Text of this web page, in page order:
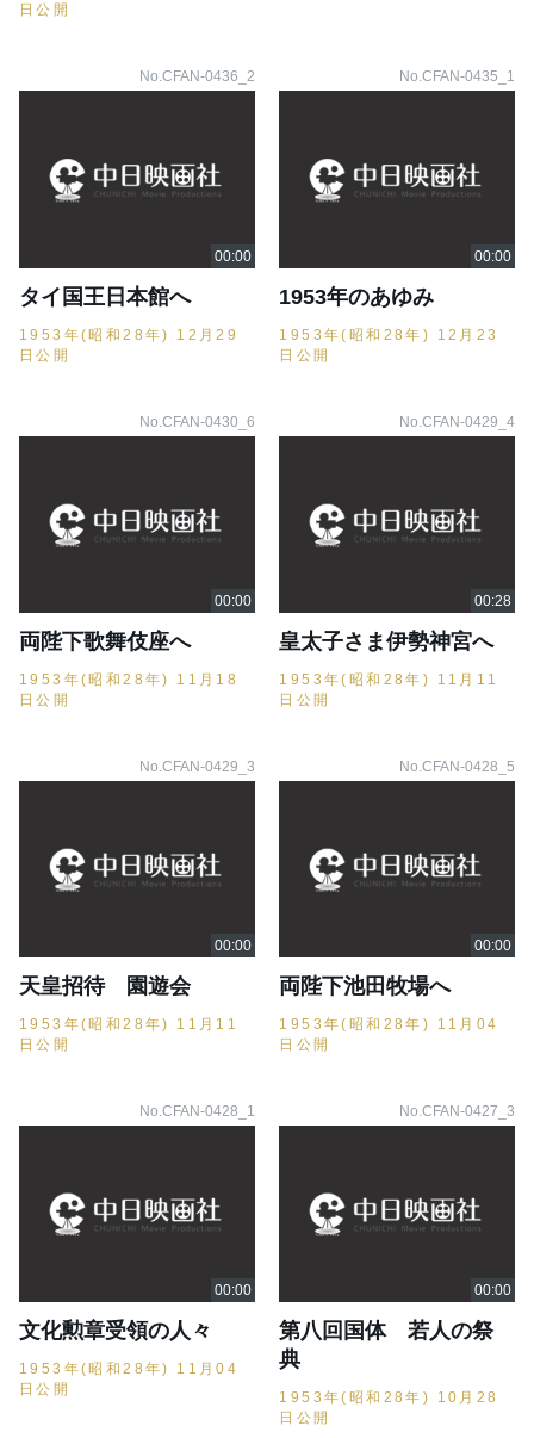
日公開
No.CFAN-0436_2
タイ国王日本館へ
1953年(昭和28年) 12月29
日公開
No.CFAN-0435_1
1953年のあゆみ
1953年(昭和28年) 12月23
日公開
No.CFAN-0430_6
両陛下歌舞伎座へ
1953年(昭和28年) 11月18
日公開
No.CFAN-0429_4
皇太子さま伊勢神宮へ
1953年(昭和28年) 11月11
日公開
No.CFAN-0429_3
天皇招待 園遊会
1953年(昭和28年) 11月11
日公開
No.CFAN-0428_5
両陛下池田牧場へ
1953年(昭和28年) 11月04
日公開
No.CFAN-0428_1
文化勲章受領の人々
1953年(昭和28年) 11月04
日公開
No.CFAN-0427_3
第八回国体 若人の祭
典
1953年(昭和28年) 10月28
日公開